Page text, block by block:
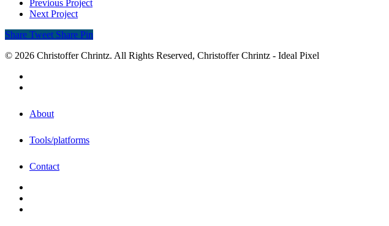
Previous Project
Next Project
Share Tweet Share Pin
© 2026 Christoffer Chrintz. All Rights Reserved, Christoffer Chrintz - Ideal Pixel
About
Tools/platforms
Contact